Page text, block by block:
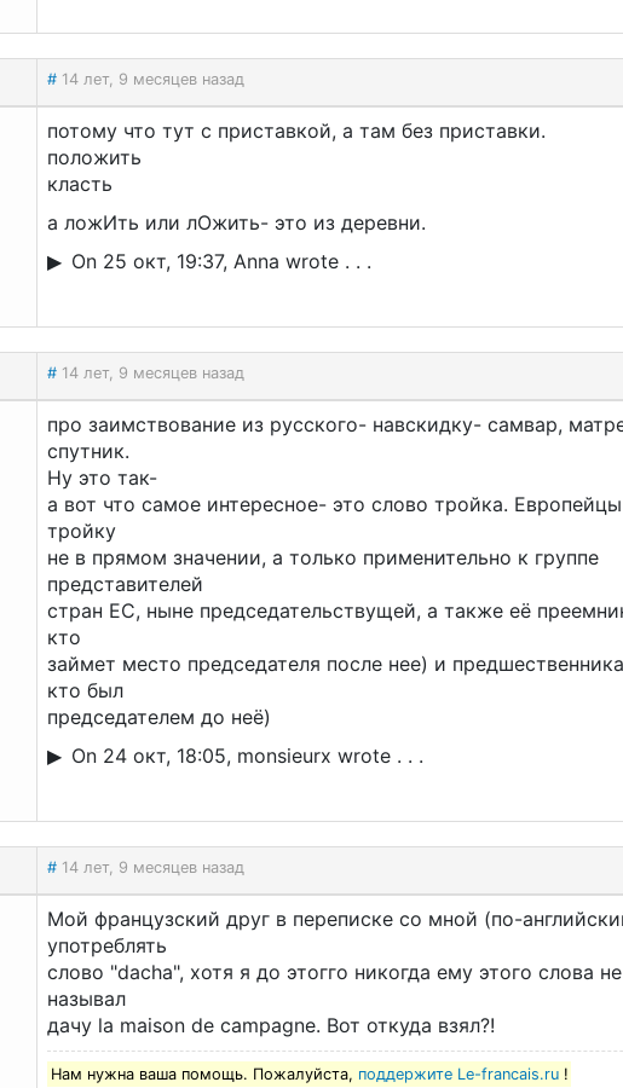
# 14 лет, 9 месяцев назад
потому что тут с приставкой, а там без приставки.
положить
класть
а ложИть или лОжить- это из деревни.
On 25 окт, 19:37, Anna wrote . . .
# 14 лет, 9 месяцев назад
про заимствование из русского- навскидку- самвар,
спутник.
Ну это так-
а вот что самое интересное- это слово тройка.
тройку
не в прямом значении, а только применительно к группе
представителей
стран ЕС, ныне председательствущей, а также её
кто
займет место председателя после нее) и
кто был
председателем до неё)
On 24 окт, 18:05, monsieurx wrote . . .
# 14 лет, 9 месяцев назад
Мой французский друг в переписке со мной (по-
употреблять
слово "dacha", хотя я до этогго никогда ему этого слова
называл
дачу la maison de campagne. Вот откуда взял?!
Нам нужна ваша помощь. Пожалуйста, поддержите Le-francais.ru!